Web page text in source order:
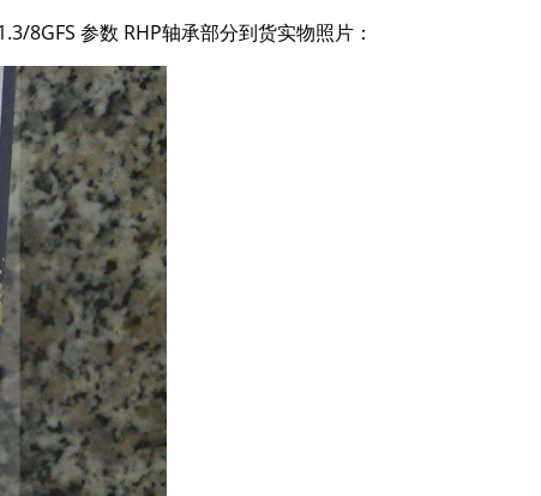
8GFS 参数 RHP轴承部分到货实物照片：